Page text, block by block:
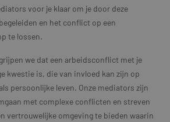
voor je klaar om je door deze
en het conflict op een
te lossen.
we dat een arbeidsconflict met je
kwestie is, die van invloed kan zijn op
persoonlijke leven. Onze mediators zijn
met complexe conflicten en streven
vertrouwelijke omgeving te bieden waarin